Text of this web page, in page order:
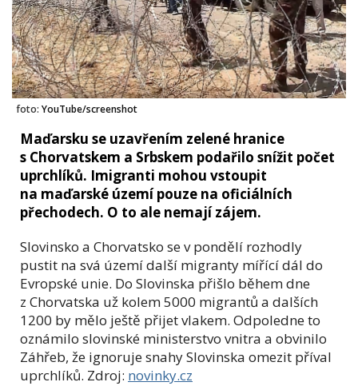
foto: YouTube/screenshot
Maďarsku se uzavřením zelené hranice
s Chorvatskem a Srbskem podařilo snížit počet
uprchlíků. Imigranti mohou vstoupit
na maďarské území pouze na oficiálních
přechodech. O to ale nemají zájem.
Slovinsko a Chorvatsko se v pondělí rozhodly
pustit na svá území další migranty mířící dál do
Evropské unie. Do Slovinska přišlo během dne
z Chorvatska už kolem 5000 migrantů a dalších
1200 by mělo ještě přijet vlakem. Odpoledne to
oznámilo slovinské ministerstvo vnitra a obvinilo
Záhřeb, že ignoruje snahy Slovinska omezit příval
uprchlíků. Zdroj: novinky.cz